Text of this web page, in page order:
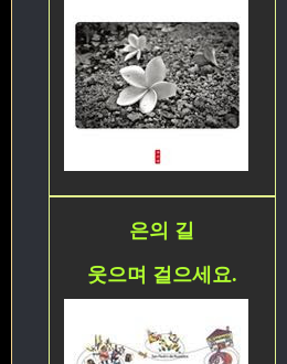
은의 길
웃으며 걸으세요.